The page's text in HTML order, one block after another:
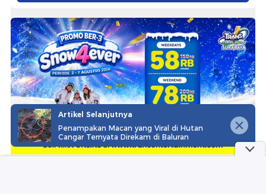
Artikel Selanjutnya
Penampakan Macan yang Viral di Hutan
Cangar Ternyata Direkam di Baluran